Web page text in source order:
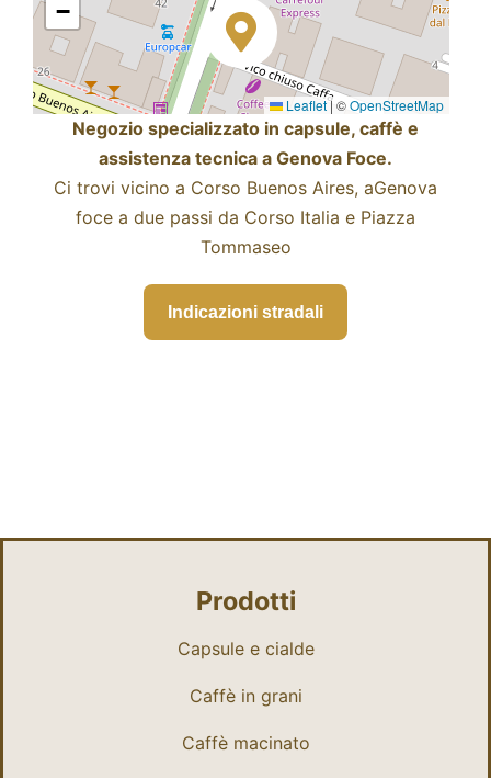
−
Leaflet| ©OpenStreetMap
Negozio specializzato in capsule, caffè e
assistenza tecnica a Genova Foce.
Ci trovi vicino a Corso Buenos Aires, aGenova
foce a due passi da Corso Italia e Piazza
Tommaseo
Indicazioni stradali
Prodotti
Capsule e cialde
Caffè in grani
Caffè macinato